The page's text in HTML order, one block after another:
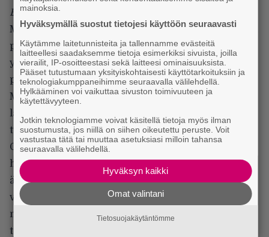
Boyhoodalkaa suurella muutoksella kuusivuotiaan
Masonin elämässä: hänen äitinsä jättää sen hetkisen
poikaystävänsä ja päättää hankkia
yliopistotutkinnon. Perhe aloittaa alusta uudella
paikkakunnalla, Houstonissa. Samaan aikaan
Masonin isä (Hawke) tekee yllättäen paluun
lastensa, Masonin ja isosisko Samanthan (ohjaajan
tytärLorelei Linklater), elämään.
Oliviaa Alaskasta palanneen ex-miehen
huolettomuus harmittaa. Pienen Masonin arjessa
äiti edustaa pysyvyyttä ja suunnitelmallisuutta, isä
välillä vastuutontakin elämäniloa. Asetelmat toki
muuttuvat vuosien varrella moneen kertaan. Olivia
toistaa samoja virheitä miessuhteesta toiseen, eikä
mainoksia.
Hyväksymällä suostut tietojesi käyttöön seuraavasti
Käytämme laitetunnisteita ja tallennamme evästeitä
laitteellesi saadaksemme tietoja esimerkiksi sivuista, joilla
vierailit, IP-osoitteestasi sekä laitteesi ominaisuuksista.
Pääset tutustumaan yksityiskohtaisesti käyttötarkoituksiin ja
teknologiakumppaneihimme seuraavalla välilehdellä.
Hylkääminen voi vaikuttaa sivuston toimivuuteen ja
käytettävyyteen.
Jotkin teknologiamme voivat käsitellä tietoja myös ilman
suostumusta, jos niillä on siihen oikeutettu peruste. Voit
vastustaa tätä tai muuttaa asetuksiasi milloin tahansa
seuraavalla välilehdellä.
Hyväksyn kaikki
Omat valintani
Tietosuojakäytäntömme